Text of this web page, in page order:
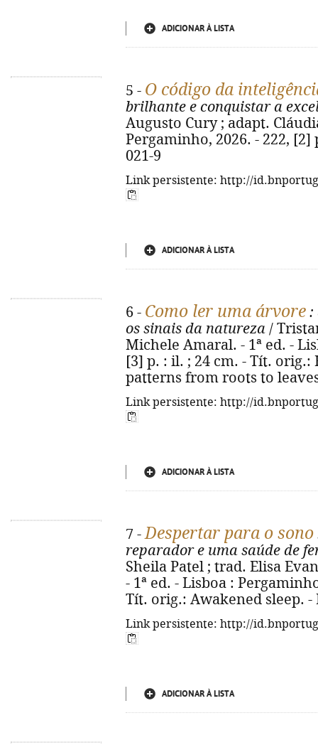
ADICIONAR À LISTA
5 - O código da
brilhante e conquistar a
Augusto Cury ; adapt.
Pergaminho, 2026. - 222, [2]
021-9
Link persistente: http://
ADICIONAR À LISTA
6 - Como ler uma árvore :
os sinais da natureza /
Michele Amaral. - 1ª ed. -
[3] p. : il. ; 24 cm. - Tít.
patterns from roots to
Link persistente: http://
ADICIONAR À LISTA
7 -Despertar para o sono
reparador e uma saúde de
Sheila Patel ; trad. Elisa
- 1ª ed. - Lisboa :
Tít. orig.: Awakened sleep. -
Link persistente: http://
ADICIONAR À LISTA